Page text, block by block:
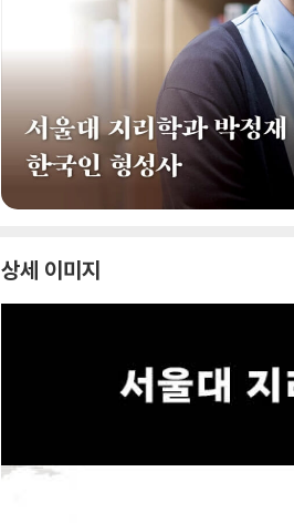
상세 이미지